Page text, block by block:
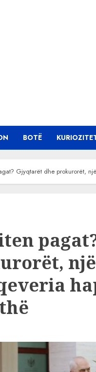
BOTË
Gjyqtarët dhe prokurorët,